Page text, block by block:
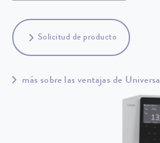
Solicitud de producto
más sobre las ventajas de Universa